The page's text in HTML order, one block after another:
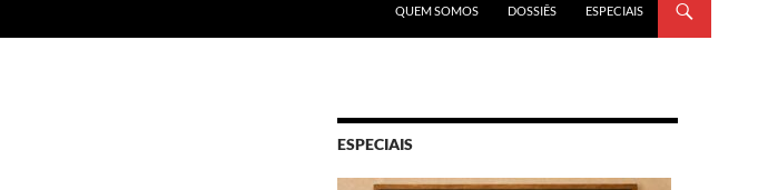
QUEM SOMOS
DOSSIÊS ESPECIAIS
ESPECIAIS